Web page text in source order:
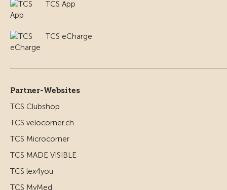
TCS App
TCS eCharge
Partner-Websites
TCS Clubshop
TCS velocorner.ch
TCS Microcorner
TCS MADE VISIBLE
TCS lex4you
TCS MyMed